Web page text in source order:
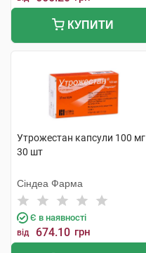
КУПИТИ
Утрожестан капсули 100 мг
30 шт
Сіндеа Фарма
Є в наявності
від 674.10 грн